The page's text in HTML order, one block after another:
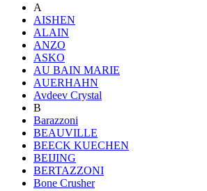
A
AISHEN
ALAIN
ANZO
ASKO
AU BAIN MARIE
AUERHAHN
Avdeev Crystal
B
Barazzoni
BEAUVILLE
BEECK KUECHEN
BEIJING
BERTAZZONI
Bone Crusher